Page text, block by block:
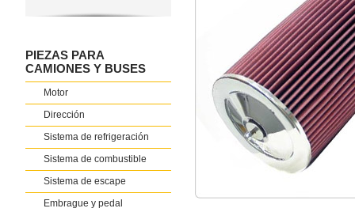
PIEZAS PARA
CAMIONES Y BUSES
Motor
Dirección
Sistema de refrigeración
Sistema de combustible
Sistema de escape
Embrague y pedal